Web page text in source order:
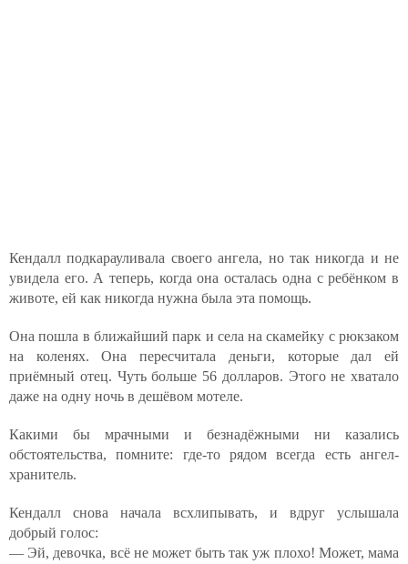
Кендалл подкарауливала своего ангела, но так никогда и не
увидела его. А теперь, когда она осталась одна с ребёнком в
животе, ей как никогда нужна была эта помощь.
Она пошла в ближайший парк и села на скамейку с рюкзаком
на коленях. Она пересчитала деньги, которые дал ей
приёмный отец. Чуть больше 56 долларов. Этого не хватало
даже на одну ночь в дешёвом мотеле.
Какими бы мрачными и безнадёжными ни казались
обстоятельства, помните: где-то рядом всегда есть ангел-
хранитель.
Кендалл снова начала всхлипывать, и вдруг услышала
добрый голос:
— Эй, девочка, всё не может быть так уж плохо! Может, мама